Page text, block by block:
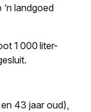
landgoed
1 000 liter-
43 jaar oud),